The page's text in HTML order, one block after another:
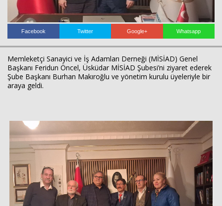
Facebook Twitter Google+ Whatsapp
Memleketçi Sanayici ve İş Adamları Derneği (MİSİAD) Genel
Başkanı Feridun Öncel, Üsküdar MİSİAD Şubesi’ni ziyaret ederek
Şube Başkanı Burhan Makıroğlu ve yönetim kurulu üyeleriyle bir
araya geldi.
Haberin Doğru Adresi.